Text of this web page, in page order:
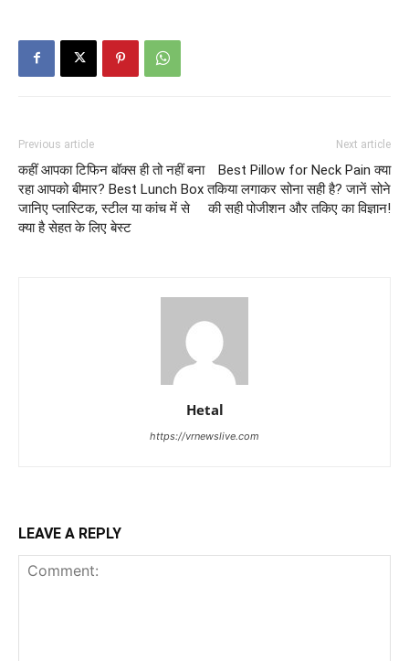
Previous article
कहीं आपका टिफिन बॉक्स ही तो नहीं बना
रहा आपको बीमार? Best Lunch Box
जानिए प्लास्टिक, स्टील या कांच में से
क्या है सेहत के लिए बेस्ट
Next article
Best Pillow for Neck Pain क्या
तकिया लगाकर सोना सही है? जानें सोने
की सही पोजीशन और तकिए का विज्ञान!
Hetal
https://vrnewslive.com
LEAVE A REPLY